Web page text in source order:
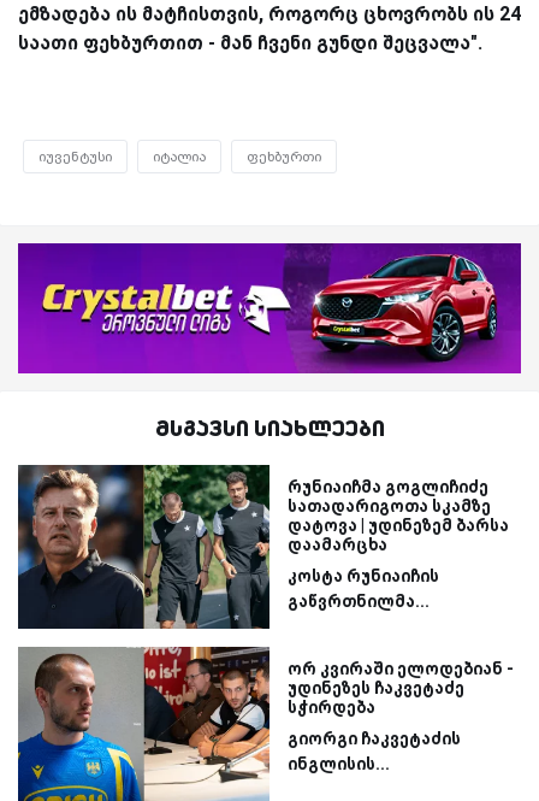
ემზადება ის მატჩისთვის, როგორც ცხოვრობს ის 24
საათი ფეხბურთით - მან ჩვენი გუნდი შეცვალა".
იუვენტუსი იტალია ფეხბურთი
მსგავსი სიახლეები
რუნიაიჩმა გოგლიჩიძე
სათადარიგოთა სკამზე
დატოვა | უდინეზემ ბარსა
დაამარცხა
კოსტა რუნიაიჩის
გაწვრთნილმა...
ორ კვირაში ელოდებიან -
უდინეზეს ჩაკვეტაძე
სჭირდება
გიორგი ჩაკვეტაძის
ინგლისის...